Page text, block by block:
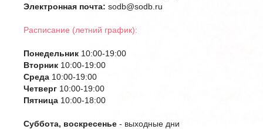
Электронная почта: sodb@sodb.ru
Расписание (летний график):
Понедельник 10:00-19:00
Вторник 10:00-19:00
Среда 10:00-19:00
Четверг 10:00-19:00
Пятница 10:00-18:00
Суббота, воскресенье - выходные дни